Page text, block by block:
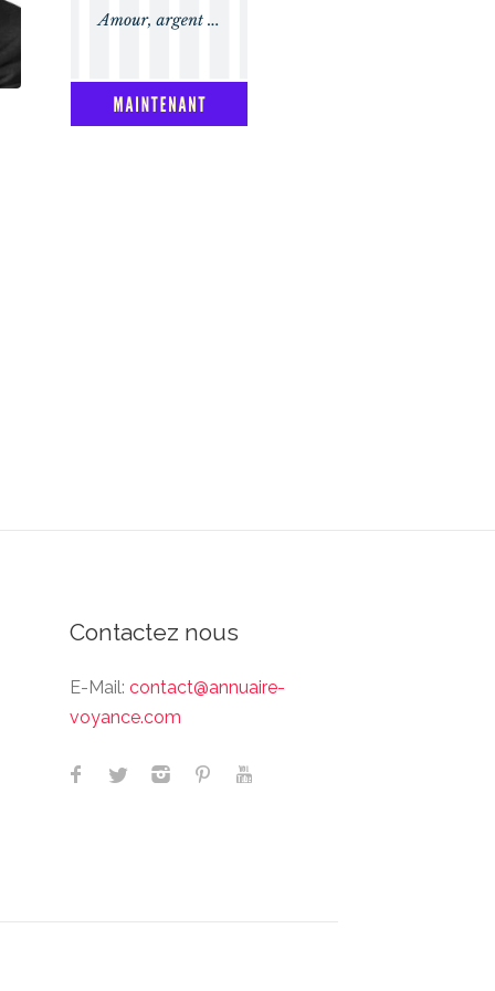
Contactez nous
E-Mail: contact@annuaire-
voyance.com